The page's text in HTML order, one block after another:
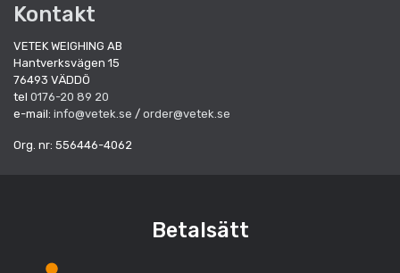
Kontakt
VETEK WEIGHING AB
Hantverksvägen 15
76493 VÄDDÖ
tel 0176-20 89 20
e-mail: info@vetek.se / order@vetek.se
Org. nr: 556446-4062
Betalsätt